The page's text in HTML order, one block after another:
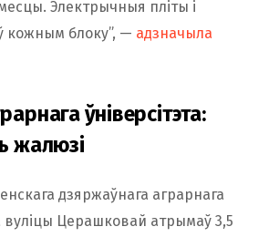
Электрычныя пліты і
кожным блоку”, — адзначыла
ўніверсітэта:
жалюзі
дзяржаўнага аграрнага
вуліцы Церашковай атрымаў 3,5